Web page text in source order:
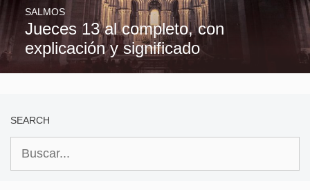
Jueces 13 al completo, con
explicación y significado
SALMOS
SEARCH